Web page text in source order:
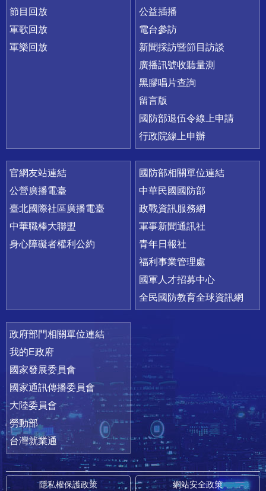
節目回放
軍歌回放
軍樂回放
公益插播
電台參訪
新聞採訪暨節目訪談
廣播訊號收聽量測
黑膠唱片查詢
留言版
國防部退伍令線上申請
行政院線上申辦
官網友站連結
公營廣播電臺
臺北國際社區廣播電臺
中華職棒大聯盟
身心障礙者權利公約
國防部相關單位連結
中華民國國防部
政戰資訊服務網
軍事新聞通訊社
青年日報社
福利事業管理處
國軍人才招募中心
全民國防教育全球資訊網
政府部門相關單位連結
我的E政府
國家發展委員會
國家通訊傳播委員會
大陸委員會
勞動部
台灣就業通
隱私權保護政策 網站安全政策